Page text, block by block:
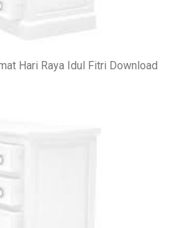
Hari Raya Idul Fitri Download